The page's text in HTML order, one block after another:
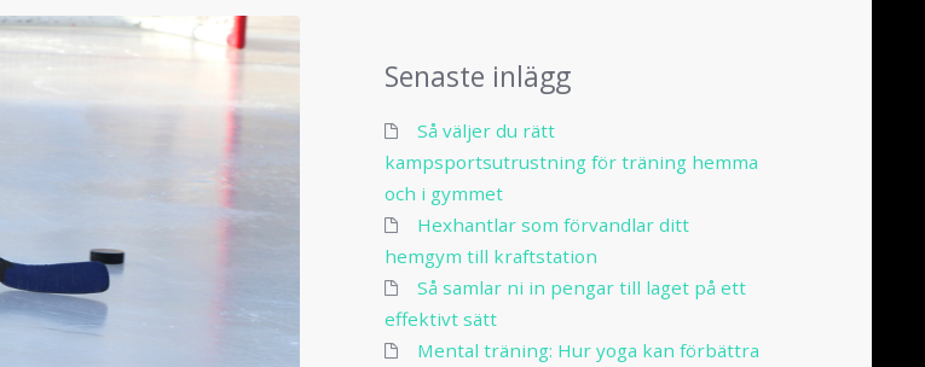
Senaste inlägg
Så väljer du rätt
kampsportsutrustning för träning hemma
och i gymmet
Hexhantlar som förvandlar ditt
hemgym till kraftstation
Så samlar ni in pengar till laget på ett
effektivt sätt
Mental träning: Hur yoga kan förbättra